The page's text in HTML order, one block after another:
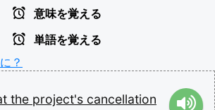
意味を覚える
単語を覚える
？
the project's cancellation